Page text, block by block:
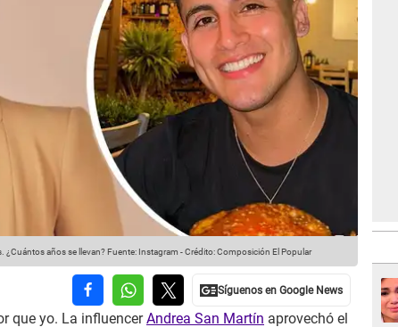
¿Cuántos años se llevan? Fuente: Instagram -Crédito: Composición El Popular
que yo. La influencerAndrea San Martín aprovechó el